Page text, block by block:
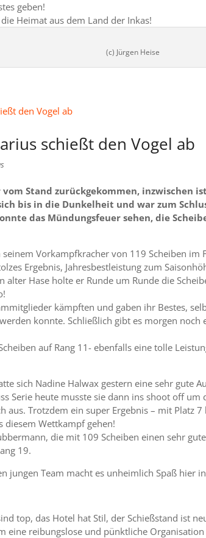
geben!
Heimat aus dem Land der Inkas!
(c) Jürgen Heise
schießt den Vogel ab
Stand zurückgekommen, inzwischen
bis in die Dunkelheit und war zum
das Mündungsfeuer sehen, die
Vorkampfkracher von 119 Scheiben im
Ergebnis, Jahresbestleistung zum
alter Hase holte er Runde um Runde die
kämpften und gaben ihr Bestes,
konnte. Schließlich gibt es morgen noch
auf Rang 11- ebenfalls eine tolle
sich Nadine Halwax gestern eine sehr gute
Serie heute musste sie dann ins shoot off
aus. Trotzdem ein super Ergebnis – mit Platz
diesem Wettkampf gehen!
die mit 109 Scheiben einen sehr
19.
jungen Team macht es unheimlich Spaß hier
top, das Hotel hat Stil, der Schießstand ist
eine reibungslose und pünktliche